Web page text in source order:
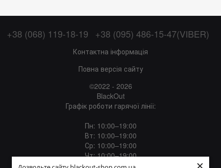
+38 (068) 119-18-19 +38 (095) 486-15-47(VIBER)
Контактна інформація
Повна версія сайту
©2022 - 2026
BlackOut
Графік роботи гарячої лінії:
Пн: 10:00–19:00
Вт: 10:00–19:00
Ср: 10:00–19:00
Чт: 10:00–19:00
Пт: 10:00–19:00